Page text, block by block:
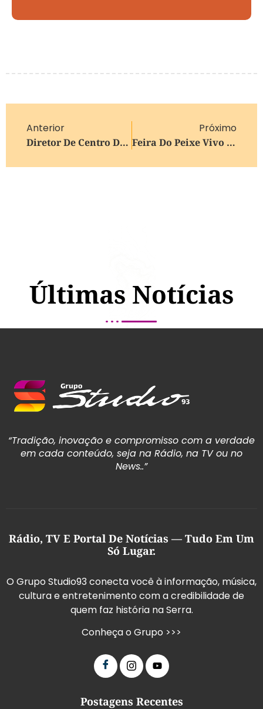
Anterior
Diretor De Centro De Contraterrorismo Dos EUA Renuncia: ‘Não Posso Apoiar A Guerra Em Curso No Irã’
Próximo
Feira Do Peixe Vivo Ocorre Em Abril Em Bento Gonçalves
Últimas Notícias
“Tradição, inovação e compromisso com a verdade
em cada conteúdo, seja na Rádio, na TV ou no
News..”
Rádio, TV E Portal De Notícias — Tudo Em Um
Só Lugar.
O Grupo Studio93 conecta você à informação, música,
cultura e entretenimento com a credibilidade de
quem faz história na Serra.
Conheça o Grupo >>>
Postagens Recentes